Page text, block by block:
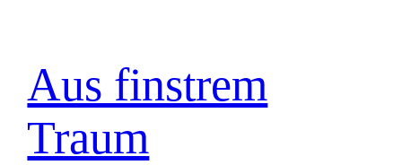
springen
Aus finstrem
Traum